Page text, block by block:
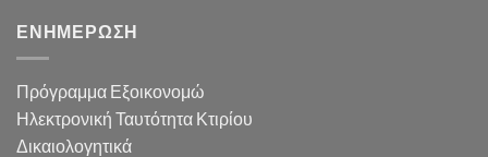
ΕΝΗΜΕΡΩΣΗ
Πρόγραμμα Εξοικονομώ
Ηλεκτρονική Ταυτότητα Κτιρίου
Δικαιολογητικά